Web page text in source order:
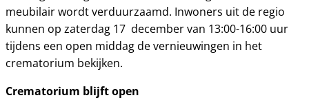
meubilair wordt verduurzaamd. Inwoners uit de regio
kunnen op zaterdag 17 december van 13:00-16:00 uur
tijdens een open middag de vernieuwingen in het
crematorium bekijken.
Crematorium blijft open